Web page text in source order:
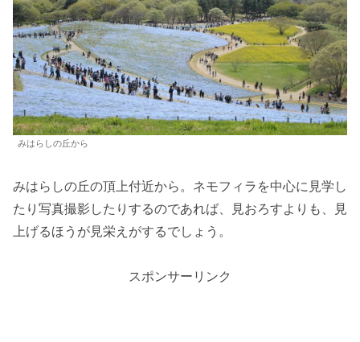
みはらしの丘から
みはらしの丘の頂上付近から。ネモフィラを中心に見学し
たり写真撮影したりするのであれば、見おろすよりも、見
上げるほうが見栄えがするでしょう。
スポンサーリンク